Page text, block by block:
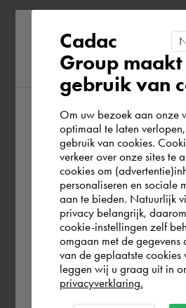
Please confirm
region
According to us you are
the world. Please confirm
you wish to shop.
Schweiz
Rest of the world
Cadac
Group maakt
gebruik van
Om uw bezoek aan onze
optimaal te laten
gebruik van cookies.
verkeer over onze sites te
cookies om
personaliseren en sociale
aan te bieden. Natuurlijk
privacy belangrijk,
cookie-instellingen zelf
omgaan met de gegevens
van de geplaatste cookies
leggen wij u graag uit in
privacyverklaring.